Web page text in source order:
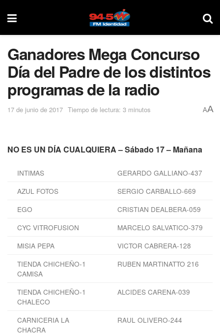
Ganadores Mega Concurso
Día del Padre de los distintos
programas de la radio
17 de junio de 2017 Tiempo de lectura: 3 minutos AA
NO ES UN DÍA CUALQUIERA – Sábado 17 – Mañana
INTIMAS
GERARDO GALLIANO-437
AZUL FOTOS
SERGIO CARBALLO-669
EGO
CRISTIAN DEALBERA-059
CYC VITROFUSION
MARCELO SALVATICO-379
MISIA PEPA
VICTOR CABRERA-128
TIENDA CHICHEÑO-1
CAMISA
RUBEN MARTINATTO 216
TIENDA CHICHEÑO-1
CHALECO
ALCIDES CARENA-039
CARNICERIA LA
CHACRA
RAUL OLIVERO-244